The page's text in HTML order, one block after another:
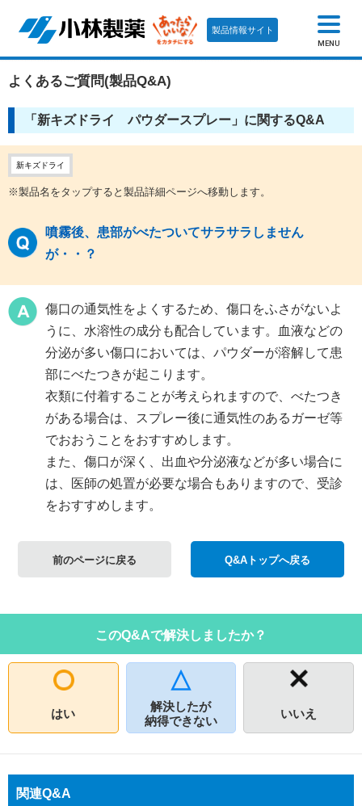
製品情報サイト
MENU
よくあるご質問(製品Q&A)
「新キズドライ パウダースプレー」に関するQ&A
新キズドライ
※製品名をタップすると製品詳細ページへ移動します。
噴霧後、患部がべたついてサラサラしません
が・・？
傷口の通気性をよくするため、傷口をふさがないよ
うに、水溶性の成分も配合しています。血液などの
分泌が多い傷口においては、パウダーが溶解して患
部にべたつきが起こります。
衣類に付着することが考えられますので、べたつき
がある場合は、スプレー後に通気性のあるガーゼ等
でおおうことをおすすめします。
また、傷口が深く、出血や分泌液などが多い場合に
は、医師の処置が必要な場合もありますので、受診
をおすすめします。
前のページに戻る Q&Aトップへ戻る
このQ&Aで解決しましたか？
はい
解決したが
納得できない
いいえ
関連Q&A